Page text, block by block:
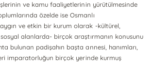
ve kamu faaliyetlerinin yürütülmesinde
özelde ise Osmanlı
ve etkin bir kurum olarak -kültürel,
alanlarda- birçok araştırmanın konusunu
bulunan padişahın başta annesi, hanımları,
imparatorluğun birçok yerinde kurmuş